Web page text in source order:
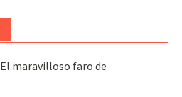
El maravilloso faro de